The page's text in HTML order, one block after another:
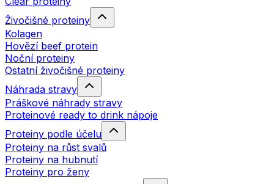
Živočišné proteiny
Kolagen
Hovězí beef protein
Noční proteiny
Ostatní živočišné proteiny
Náhrada stravy
Práškové náhrady stravy
Proteinové ready to drink nápoje
Proteiny podle účelu
Proteiny na růst svalů
Proteiny na hubnutí
Proteiny pro ženy